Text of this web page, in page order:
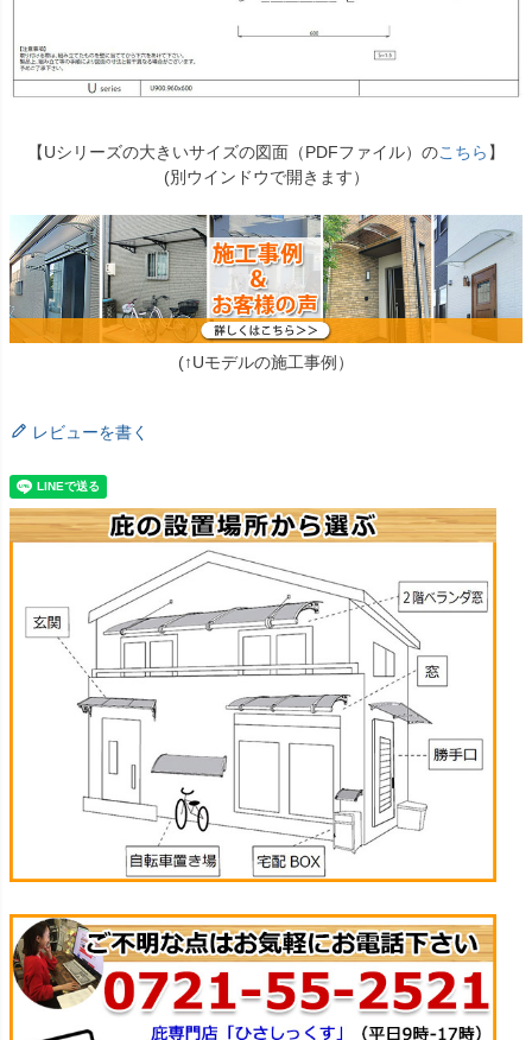
【Uシリーズの大きいサイズの図面（PDFファイル）のこちら 】
(別ウインドウで開きます）
(↑Uモデルの施工事例）
レビューを書く